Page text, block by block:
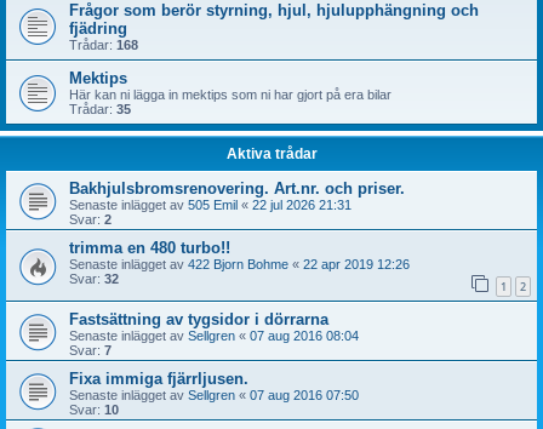
Frågor som berör styrning, hjul, hjulupphängning och
fjädring
Trådar: 168
Mektips
Här kan ni lägga in mektips som ni har gjort på era bilar
Trådar: 35
Aktiva trådar
Bakhjulsbromsrenovering. Art.nr. och priser.
Senaste inlägget av 505 Emil « 22 jul 2026 21:31
Svar: 2
trimma en 480 turbo!!
Senaste inlägget av 422 Bjorn Bohme « 22 apr 2019 12:26
Svar: 32 1 2
Fastsättning av tygsidor i dörrarna
Senaste inlägget av Sellgren « 07 aug 2016 08:04
Svar: 7
Fixa immiga fjärrljusen.
Senaste inlägget av Sellgren « 07 aug 2016 07:50
Svar: 10